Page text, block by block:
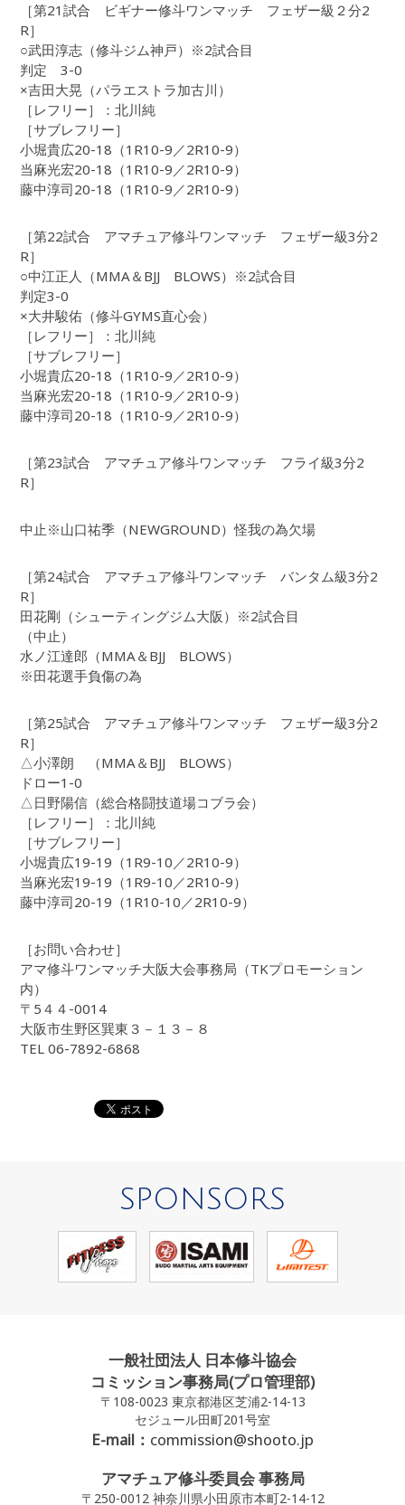
［第21試合 ビギナー修斗ワンマッチ フェザー級２分2
R］
○武田淳志（修斗ジム神戸）※2試合目
判定 3-0
×吉田大晃（パラエストラ加古川）
［レフリー］：北川純
［サブレフリー］
小堀貴広20-18（1R10-9／2R10-9）
当麻光宏20-18（1R10-9／2R10-9）
藤中淳司20-18（1R10-9／2R10-9）
［第22試合 アマチュア修斗ワンマッチ フェザー級3分2
R］
○中江正人（MMA＆BJJ BLOWS）※2試合目
判定3-0
×大井駿佑（修斗GYMS直心会）
［レフリー］：北川純
［サブレフリー］
小堀貴広20-18（1R10-9／2R10-9）
当麻光宏20-18（1R10-9／2R10-9）
藤中淳司20-18（1R10-9／2R10-9）
［第23試合 アマチュア修斗ワンマッチ フライ級3分2
R］
中止※山口祐季（NEWGROUND）怪我の為欠場
［第24試合 アマチュア修斗ワンマッチ バンタム級3分2
R］
田花剛（シューティングジム大阪）※2試合目
（中止）
水ノ江達郎（MMA＆BJJ BLOWS）
※田花選手負傷の為
［第25試合 アマチュア修斗ワンマッチ フェザー級3分2
R］
△小澤朗 （MMA＆BJJ BLOWS）
ドロー1-0
△日野陽信（総合格闘技道場コブラ会）
［レフリー］：北川純
［サブレフリー］
小堀貴広19-19（1R9-10／2R10-9）
当麻光宏19-19（1R9-10／2R10-9）
藤中淳司20-19（1R10-10／2R10-9）
［お問い合わせ］
アマ修斗ワンマッチ大阪大会事務局（TKプロモーション
内）
〒5４４-0014
大阪市生野区巽東３－１３－８
TEL 06-7892-6868
SPONSORS
一般社団法人 日本修斗協会
コミッション事務局(プロ管理部)
〒108-0023 東京都港区芝浦2-14-13
セジュール田町201号室
E-mail： commission@shooto.jp
アマチュア修斗委員会 事務局
〒250-0012 神奈川県小田原市本町2-14-12